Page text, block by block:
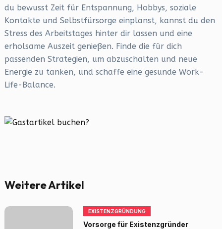
du bewusst Zeit für Entspannung, Hobbys, soziale
Kontakte und Selbstfürsorge einplanst, kannst du den
Stress des Arbeitstages hinter dir lassen und eine
erholsame Auszeit genießen. Finde die für dich
passenden Strategien, um abzuschalten und neue
Energie zu tanken, und schaffe eine gesunde Work-
Life-Balance.
Weitere Artikel
EXISTENZGRÜNDUNG
Vorsorge für Existenzgründer